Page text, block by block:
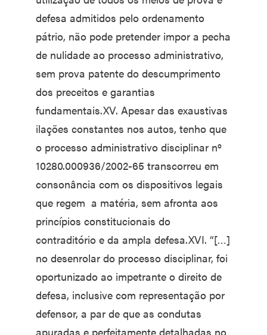
defesa admitidos pelo ordenamento
pátrio, não pode pretender impor a pecha
de nulidade ao processo administrativo,
sem prova patente do descumprimento
dos preceitos e garantias
fundamentais.XV. Apesar das exaustivas
ilações constantes nos autos, tenho que
o processo administrativo disciplinar nº
10280.000936/2002-65 transcorreu em
consonância com os dispositivos legais
que regem a matéria, sem afronta aos
princípios constitucionais do
contraditório e da ampla defesa.XVI. “[…]
no desenrolar do processo disciplinar, foi
oportunizado ao impetrante o direito de
defesa, inclusive com representação por
defensor, a par de que as condutas
apuradas e perfeitamente detalhadas no